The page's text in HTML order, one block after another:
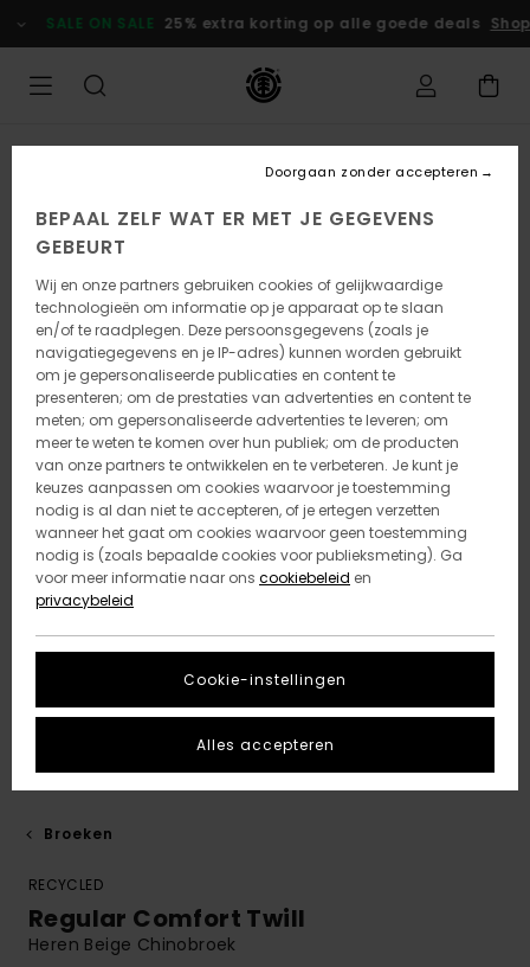
naar
Productinformatie
SALE ON SALE 25% extra korting op alle goede deals
Broeken
RECYCLED
Regular Comfort Twill
Heren Beige Chinobroek
BEPAAL ZELF WAT ER MET JE GEGEVENS
GEBEURT
Wij en onze partners gebruiken cookies of gelijkwaardige
technologieën om informatie op je apparaat op te slaan
en/of te raadplegen. Deze persoonsgegevens (zoals je
navigatiegegevens en je IP-adres) kunnen worden gebruikt
om je gepersonaliseerde publicaties en content te
presenteren; om de prestaties van advertenties en content te
meten; om gepersonaliseerde advertenties te leveren; om
meer te weten te komen over hun publiek; om de producten
van onze partners te ontwikkelen en te verbeteren. Je kunt je
keuzes aanpassen om cookies waarvoor je toestemming
nodig is al dan niet te accepteren, of je ertegen verzetten
wanneer het gaat om cookies waarvoor geen toestemming
nodig is (zoals bepaalde cookies voor publieksmeting). Ga
voor meer informatie naar ons cookiebeleid en
privacybeleid
Cookie-instellingen
Doorgaan zonder accepteren
Alles accepteren